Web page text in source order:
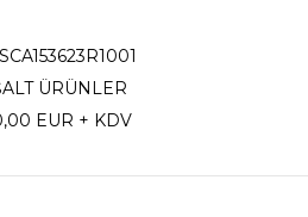
ÜRÜNLER
EUR + KDV